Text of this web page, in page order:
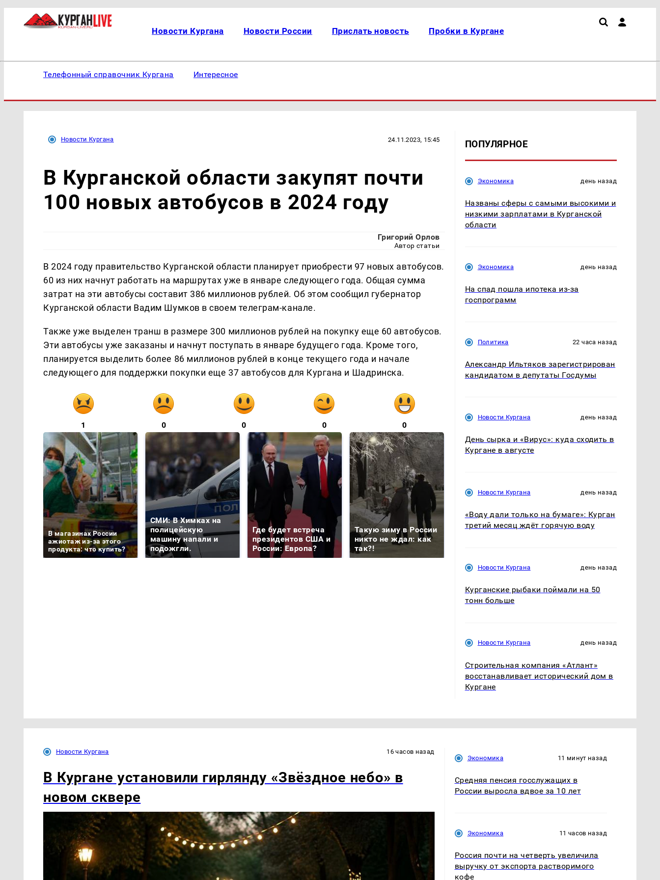
Новости Кургана Новости России Прислать новость Пробки в Кургане
Телефонный справочник Кургана Интересное
Новости Кургана 24.11.2023, 15:45
В Курганской области закупят почти
100 новых автобусов в 2024 году
Григорий Орлов
Автор статьи
В 2024 году правительство Курганской области планирует приобрести 97 новых автобусов.
60 из них начнут работать на маршрутах уже в январе следующего года. Общая сумма
затрат на эти автобусы составит 386 миллионов рублей. Об этом сообщил губернатор
Курганской области Вадим Шумков в своем телеграм-канале.
Также уже выделен транш в размере 300 миллионов рублей на покупку еще 60 автобусов.
Эти автобусы уже заказаны и начнут поступать в январе будущего года. Кроме того,
планируется выделить более 86 миллионов рублей в конце текущего года и начале
следующего для поддержки покупки еще 37 автобусов для Кургана и Шадринска.
1 0 0 0 0
В магазинах России
ажиотаж из-за этого
продукта: что купить?
СМИ: В Химках на
полицейскую
машину напали и
подожгли.
Где будет встреча
президентов США и
России: Европа?
Такую зиму в России
никто не ждал: как
так?!
На Урале из казны
ПОПУЛЯРНОЕ
Экономика день назад
Названы сферы с самыми высокими и
низкими зарплатами в Курганской
области
Экономика день назад
На спад пошла ипотека из-за
госпрограмм
Политика 22 часа назад
Александр Ильтяков зарегистрирован
кандидатом в депутаты Госдумы
Новости Кургана день назад
День сырка и «Вирус»: куда сходить в
Кургане в августе
Новости Кургана день назад
«Воду дали только на бумаге»: Курган
третий месяц ждёт горячую воду
Новости Кургана день назад
Курганские рыбаки поймали на 50
тонн больше
Новости Кургана день назад
Строительная компания «Атлант»
восстанавливает исторический дом в
Кургане
Новости Кургана 16 часов назад
В Кургане установили гирлянду «Звёздное небо» в
новом сквере
Экономика 11 минут назад
Средняя пенсия госслужащих в
России выросла вдвое за 10 лет
Экономика 11 часов назад
Россия почти на четверть увеличила
выручку от экспорта растворимого
кофе